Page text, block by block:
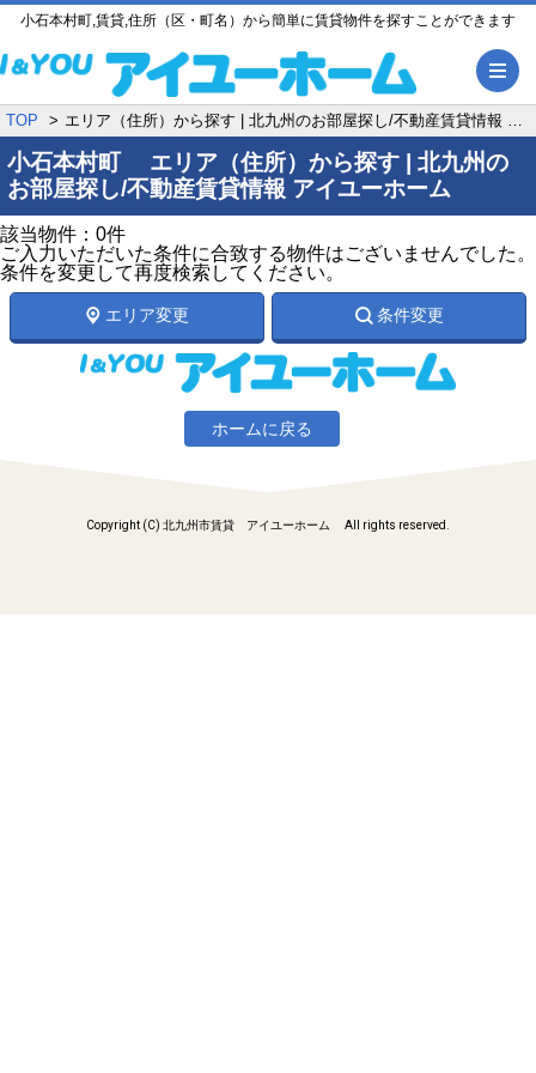
小石本村町,賃貸,住所（区・町名）から簡単に賃貸物件を探すことができます
TOP エリア（住所）から探す | 北九州のお部屋探し/不動産賃貸情報 アイユーホーム
小石本村町 エリア（住所）から探す | 北九州の
お部屋探し/不動産賃貸情報 アイユーホーム
該当物件：0件
ご入力いただいた条件に合致する物件はございませんでした。
条件を変更して再度検索してください。
エリア変更 条件変更
ホームに戻る
Copyright (C) 北九州市賃貸 アイユーホーム All rights reserved.